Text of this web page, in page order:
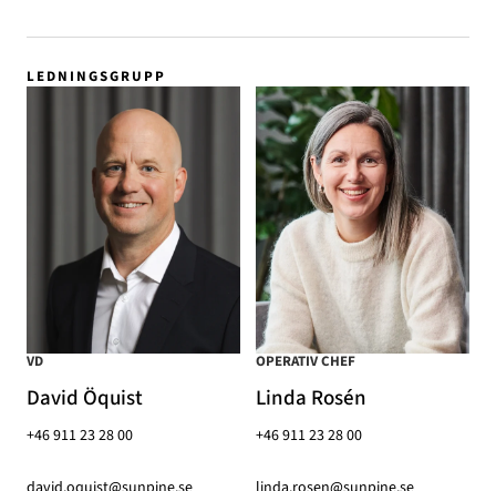
LEDNINGSGRUPP
David Öquist
VD
+46 911 23 28 00
Linda Rosén
OPERATIV CHEF
+46 911 23 28 00